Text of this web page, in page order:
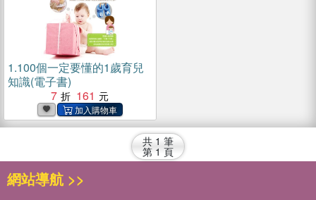
1.100個一定要懂的1歲育兒
知識(電子書)
7
161
共 1 筆
第 1 頁
網站導航 >>